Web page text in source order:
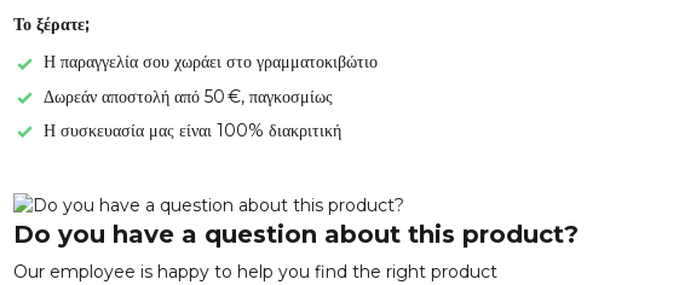
Το ξέρατε;
Η παραγγελία σου χωράει στο γραμματοκιβώτιο
Δωρεάν αποστολή από 50 €, παγκοσμίως
Η συσκευασία μας είναι 100% διακριτική
Do you have a question about this product?
Our employee is happy to help you find the right product